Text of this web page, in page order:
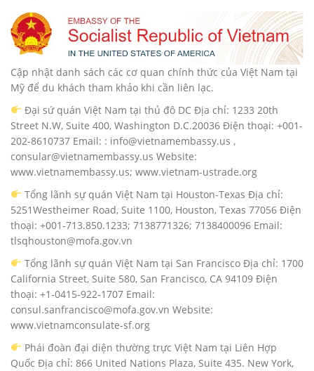
Cập nhật danh sách các cơ quan chính thức của Việt Nam tại
Mỹ để du khách tham khảo khi cần liên lạc.
Đại sứ quán Việt Nam tại thủ đô DC Địa chỉ: 1233 20th
Street N.W, Suite 400, Washington D.C.20036 Điện thoại: +001-
202-8610737 Email: : info@vietnamembassy.us ,
consular@vietnamembassy.us Website:
www.vietnamembassy.us; www.vietnam-ustrade.org
Tổng lãnh sự quán Việt Nam tại Houston-Texas Địa chỉ:
5251Westheimer Road, Suite 1100, Houston, Texas 77056 Điện
thoại: +001-713.850.1233; 7138771326; 7138400096 Email:
tlsqhouston@mofa.gov.vn
Tổng lãnh sự quán Việt Nam tại San Francisco Địa chỉ: 1700
California Street, Suite 580, San Francisco, CA 94109 Điện
thoại: +1-0415-922-1707 Email:
consul.sanfrancisco@mofa.gov.vn Website:
www.vietnamconsulate-sf.org
Phái đoàn đại diện thường trực Việt Nam tại Liên Hợp
Quốc Địa chỉ: 866 United Nations Plaza, Suite 435. New York,